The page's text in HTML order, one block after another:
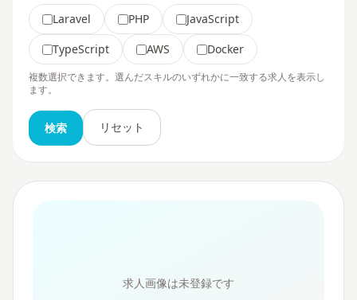
Laravel PHP
JavaScript
TypeScript
AWS Docker
複数選択できます。選んだスキルのいずれかに一致する求人を表示し
ます。
検索 リセット
求人画像は未登録です